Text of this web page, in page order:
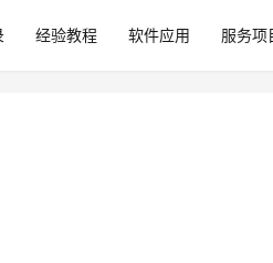
经验教程 软件应用 服务项